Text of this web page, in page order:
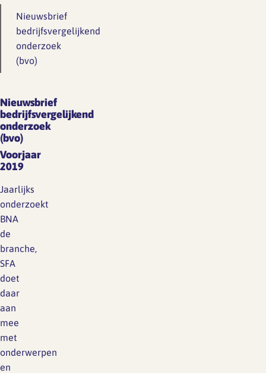
Nieuwsbrief
bedrijfsvergelijkend
onderzoek
(bvo)
Nieuwsbrief
bedrijfsvergelijkend
onderzoek
(bvo)
Voorjaar
2019
Jaarlijks
onderzoekt
BNA
de
branche,
SFA
doet
daar
aan
mee
met
onderwerpen
en